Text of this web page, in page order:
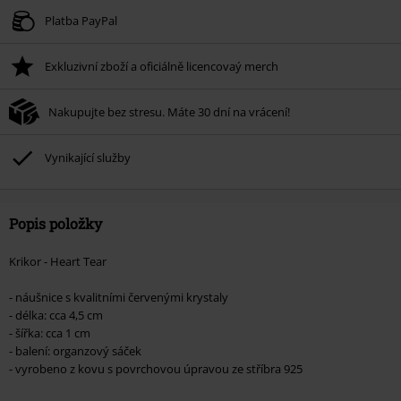
Platné do 8/9/26
Po zadání kódu v košíku, se sleva uplatní automaticky.
Nelze kombinovat s jinými akciovými kódy. Sleva se nevztahuje na: knihy,
média, vstupenky, Rammstein, (Till) Lindemann, Böhse Onkelz, Broilers, Die
podpoříte nadaci.
Platba PayPal
Exkluzivní zboží a oficiálně licencovaý merch
Nakupujte bez stresu. Máte 30 dní na vrácení!
Vynikající služby
Popis položky
Krikor - Heart Tear
- náušnice s kvalitními červenými krystaly
- délka: cca 4,5 cm
- šířka: cca 1 cm
- balení: organzový sáček
- vyrobeno z kovu s povrchovou úpravou ze stříbra 925